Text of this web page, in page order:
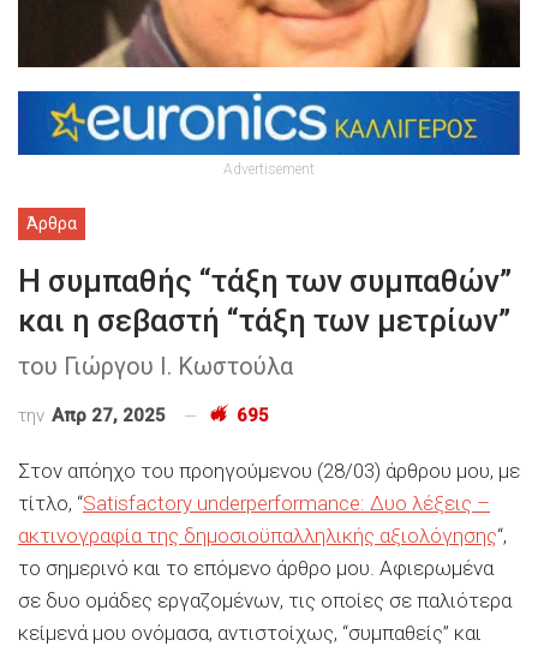
Advertisement
Άρθρα
Η συμπαθής “τάξη των συμπαθών”
και η σεβαστή “τάξη των μετρίων”
του Γιώργου Ι. Κωστούλα
την Απρ 27, 2025 695
Στον απόηχο του προηγούμενου (28/03) άρθρου μου, με
τίτλο, “Satisfactory underperformance: Δυο λέξεις –
ακτινογραφία της δημοσιοϋπαλληλικής αξιολόγησης“,
το σημερινό και το επόμενο άρθρο μου. Αφιερωμένα
σε δυο ομάδες εργαζομένων, τις οποίες σε παλιότερα
κείμενά μου ονόμασα, αντιστοίχως, “συμπαθείς” και